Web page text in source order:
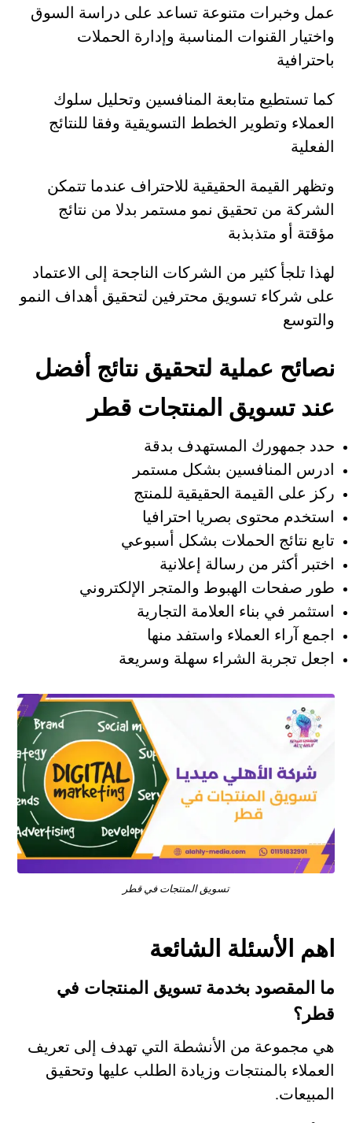
عمل وخبرات متنوعة تساعد على دراسة السوق
واختيار القنوات المناسبة وإدارة الحملات
باحترافية
كما تستطيع متابعة المنافسين وتحليل سلوك
العملاء وتطوير الخطط التسويقية وفقا للنتائج
الفعلية
وتظهر القيمة الحقيقية للاحتراف عندما تتمكن
الشركة من تحقيق نمو مستمر بدلا من نتائج
مؤقتة أو متذبذبة
لهذا تلجأ كثير من الشركات الناجحة إلى الاعتماد
على شركاء تسويق محترفين لتحقيق أهداف النمو
والتوسع
نصائح عملية لتحقيق نتائج أفضل
عند تسويق المنتجات قطر
حدد جمهورك المستهدف بدقة
ادرس المنافسين بشكل مستمر
ركز على القيمة الحقيقية للمنتج
استخدم محتوى بصريا احترافيا
تابع نتائج الحملات بشكل أسبوعي
اختبر أكثر من رسالة إعلانية
طور صفحات الهبوط والمتجر الإلكتروني
استثمر في بناء العلامة التجارية
اجمع آراء العملاء واستفد منها
اجعل تجربة الشراء سهلة وسريعة
تسويق المنتجات في قطر
اهم الأسئلة الشائعة
ما المقصود بخدمة تسويق المنتجات في
قطر؟
هي مجموعة من الأنشطة التي تهدف إلى تعريف
العملاء بالمنتجات وزيادة الطلب عليها وتحقيق
المبيعات.